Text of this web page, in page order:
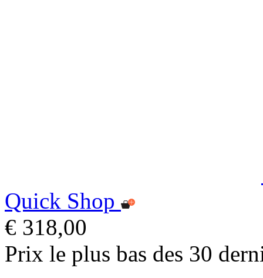
Quick Shop
€ 318,00
Prix le plus bas des 30